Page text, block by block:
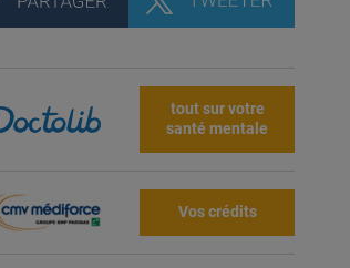
tout sur votre
santé mentale
Vos crédits